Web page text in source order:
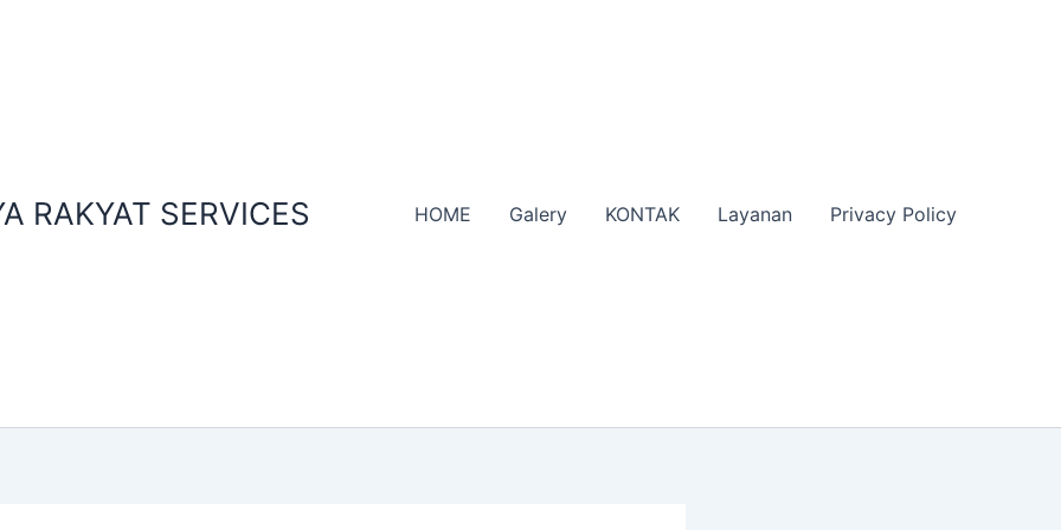
RAKYAT SERVICES HOME Galery KONTAK Layanan Privacy Policy